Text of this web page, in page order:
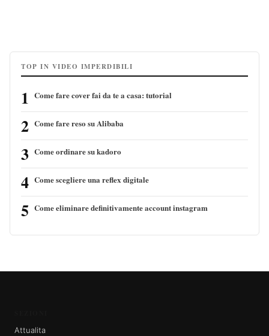
TOP IN VIDEO IMPERDIBILI
1 Come fare cover fai da te a casa: tutorial
2 Come fare reso su Alibaba
3 Come ordinare su kadoro
4 Come scegliere una reflex digitale
5 Come eliminare definitivamente account instagram
Attualita